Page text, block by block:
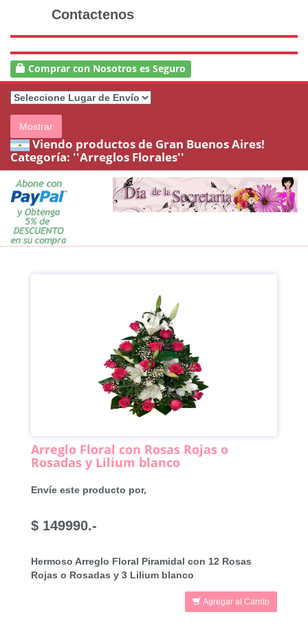
Contactenos
Comprar con Nosotros es Seguro
Mostrar
Viendo productos de Gran Buenos Aires!
Categoría: ''Arreglos Florales''
Arreglo Floral con Rosas Rojas o
Rosadas y Lilium blanco
Envíe este producto por,
$ 149990.-
Hermoso Arreglo Floral Piramidal con 12 Rosas
Rojas o Rosadas y 3 Lilium blanco
Agregar al Carrito